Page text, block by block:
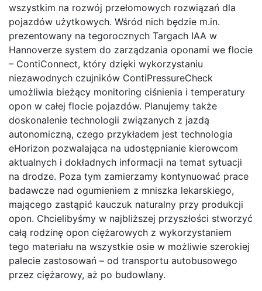
wszystkim na rozwój przełomowych rozwiązań dla
pojazdów użytkowych. Wśród nich będzie m.in.
prezentowany na tegorocznych Targach IAA w
Hannoverze system do zarządzania oponami we flocie
– ContiConnect, który dzięki wykorzystaniu
niezawodnych czujników ContiPressureCheck
umożliwia bieżący monitoring ciśnienia i temperatury
opon w całej flocie pojazdów. Planujemy także
doskonalenie technologii związanych z jazdą
autonomiczną, czego przykładem jest technologia
eHorizon pozwalająca na udostępnianie kierowcom
aktualnych i dokładnych informacji na temat sytuacji
na drodze. Poza tym zamierzamy kontynuować prace
badawcze nad ogumieniem z mniszka lekarskiego,
mającego zastąpić kauczuk naturalny przy produkcji
opon. Chcielibyśmy w najbliższej przyszłości stworzyć
całą rodzinę opon ciężarowych z wykorzystaniem
tego materiału na wszystkie osie w możliwie szerokiej
palecie zastosowań – od transportu autobusowego
przez ciężarowy, aż po budowlany.